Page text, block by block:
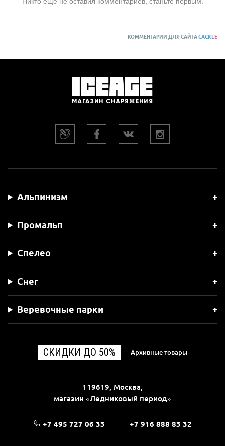
КОММЕНТАРИИ ДЛЯ САЙТАCACKLE
Альпинизм
Промальп
Спелео
Снег
Веревочные парки
СКИДКИ ДО 50% Архивные товары
119619, Москва,
магазин «Ледниковый период»
+7 495 727 06 33 +7 916 888 83 32